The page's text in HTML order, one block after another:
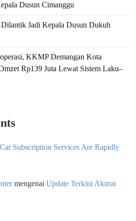
Dusun Cimanggu
Jadi Kepala Dusun Dukuh
KKMP Demangan Kota
Rp139 Juta Lewat Sistem Laku–
Subscription Services Are Rapidly
mengenai Update Terkini Akurat